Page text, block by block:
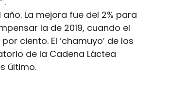
La mejora fue del 2% para
la de 2019, cuando el
ciento. El ‘chamuyo’ de los
de la Cadena Láctea
último.